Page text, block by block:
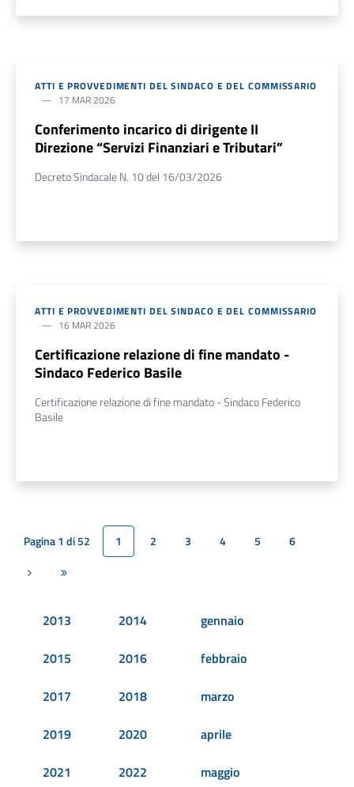
ATTI E PROVVEDIMENTI DEL SINDACO E DEL COMMISSARIO
17 MAR 2026
Conferimento incarico di dirigente II
Direzione “Servizi Finanziari e Tributari”
Decreto Sindacale N. 10 del 16/03/2026
ATTI E PROVVEDIMENTI DEL SINDACO E DEL COMMISSARIO
16 MAR 2026
Certificazione relazione di fine mandato -
Sindaco Federico Basile
Certificazione relazione di fine mandato - Sindaco Federico
Basile
Pagina 1 di 52 1 2 3 4 5 6
Pagina successiva
Ultima pagina
2013
2014
2015
2016
2017
2018
2019
2020
2021
2022
gennaio
febbraio
marzo
aprile
maggio